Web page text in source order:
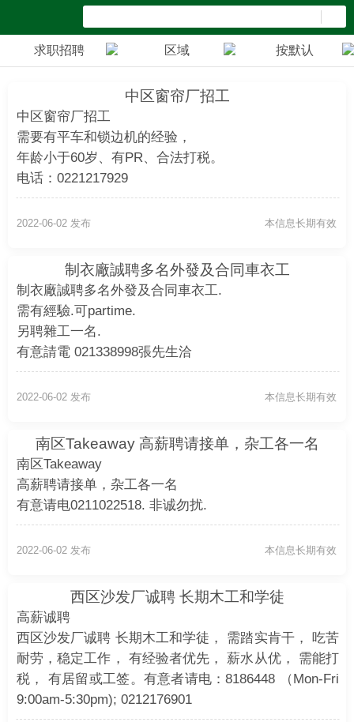
求职招聘 区域 按默认
中区窗帘厂招工
中区窗帘厂招工
需要有平车和锁边机的经验，
年龄小于60岁、有PR、合法打税。
电话：0221217929
本信息长期有效
2022-06-02 发布
制衣廠誠聘多名外發及合同車衣工
制衣廠誠聘多名外發及合同車衣工.
需有經驗.可partime.
另聘雜工一名.
有意請電 021338998張先生洽
本信息长期有效
2022-06-02 发布
南区Takeaway 高薪聘请接单，杂工各一名
南区Takeaway
高薪聘请接单，杂工各一名
有意请电0211022518. 非诚勿扰.
本信息长期有效
2022-06-02 发布
西区沙发厂诚聘 长期木工和学徒
高薪诚聘
西区沙发厂诚聘 长期木工和学徒， 需踏实肯干， 吃苦
耐劳，稳定工作， 有经验者优先， 薪水从优， 需能打
税， 有居留或工签。有意者请电：8186448 （Mon-Fri
9:00am-5:30pm); 0212176901